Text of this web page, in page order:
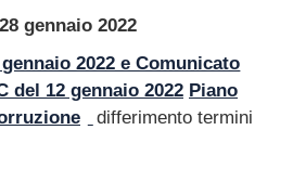
gennaio 2022
2022 e Comunicato
del 12 gennaio 2022 Piano
differimento termini